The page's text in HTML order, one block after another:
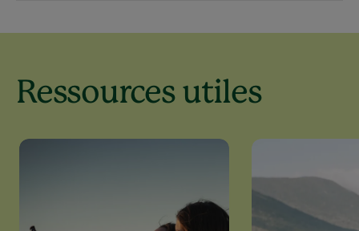
Ressources utiles